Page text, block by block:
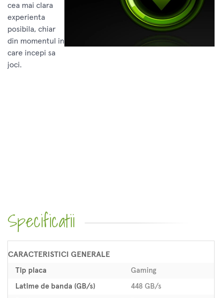
cea mai clara
experienta
posibila, chiar
din momentul in
care incepi sa
joci.
Specificatii
CARACTERISTICI GENERALE
Tip placa Gaming
Latime de banda (GB/s) 448 GB/s